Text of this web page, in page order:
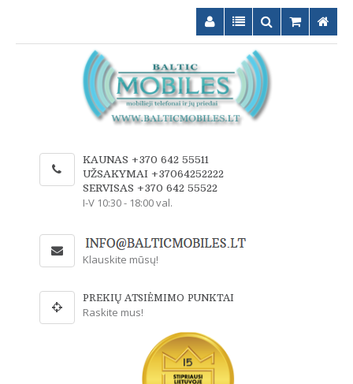
KAUNAS +370 642 55511
UŽSAKYMAI +37064252222
SERVISAS +370 642 55522
I-V 10:30 - 18:00 val.
Klauskite mūsų!
PREKIŲ ATSIĖMIMO PUNKTAI
Raskite mus!